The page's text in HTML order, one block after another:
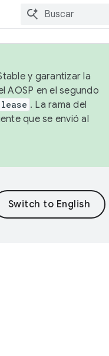
y garantizar la
AOSP en el segundo
. La rama del
que se envió al